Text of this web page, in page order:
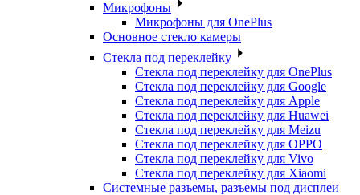
Микрофоны
Микрофоны для OnePlus
Основное стекло камеры
Стекла под переклейку
Стекла под переклейку для OnePlus
Стекла под переклейку для Google
Стекла под переклейку для Apple
Стекла под переклейку для Huawei
Стекла под переклейку для Meizu
Стекла под переклейку для OPPO
Стекла под переклейку для Vivo
Стекла под переклейку для Xiaomi
Системные разъемы, разъемы под дисплеи